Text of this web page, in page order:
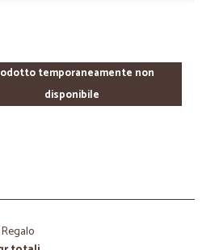
temporaneamente non
disponibile